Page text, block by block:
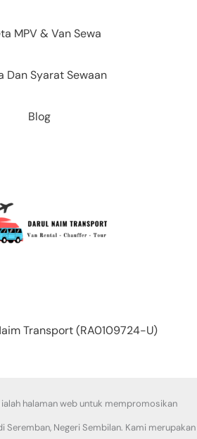
MPV & Van Sewa
Dan Syarat Sewaan
Blog
Transport (RA0109724-U)
halaman web untuk mempromosikan
Seremban, Negeri Sembilan. Kami merupakan